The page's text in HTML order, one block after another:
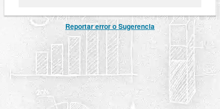
Reportar error o Sugerencia